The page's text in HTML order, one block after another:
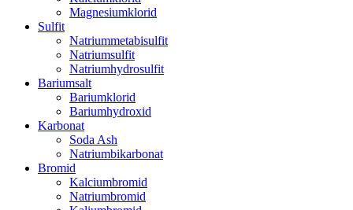
Magnesiumklorid
Sulfit
Natriummetabisulfit
Natriumsulfit
Natriumhydrosulfit
Bariumsalt
Bariumklorid
Bariumhydroxid
Karbonat
Soda Ash
Natriumbikarbonat
Bromid
Kalciumbromid
Natriumbromid